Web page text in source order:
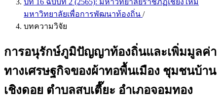
ปีที่ 16 ฉบับที่ 2 (2565): มหาวิทยาลัยราชภัฏเชียงใหม่
มหาวิทยาลัยเพื่อการพัฒนาท้องถิ่น /
บทความวิจัย
การอนุรักษ์ภูมิปัญญาท้องถิ่นและเพิ่มมูลค่า
ทางเศรษฐกิจของผ้าทอพื้นเมือง ชุมชนบ้าน
เชิงดอย ตำบลสบเตี๊ยะ อำเภอจอมทอง